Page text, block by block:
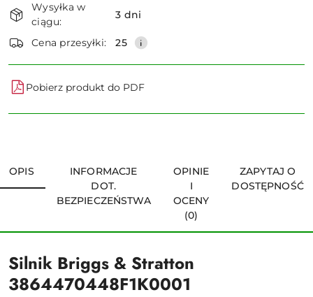
i
dostawa
Wysyłka w
ciągu:
3 dni
Cena przesyłki: 25
Pobierz produkt do PDF
OPIS
INFORMACJE
DOT.
BEZPIECZEŃSTWA
OPINIE
I
OCENY
(0)
ZAPYTAJ O
DOSTĘPNOŚĆ
Silnik Briggs & Stratton
3864470448F1K0001